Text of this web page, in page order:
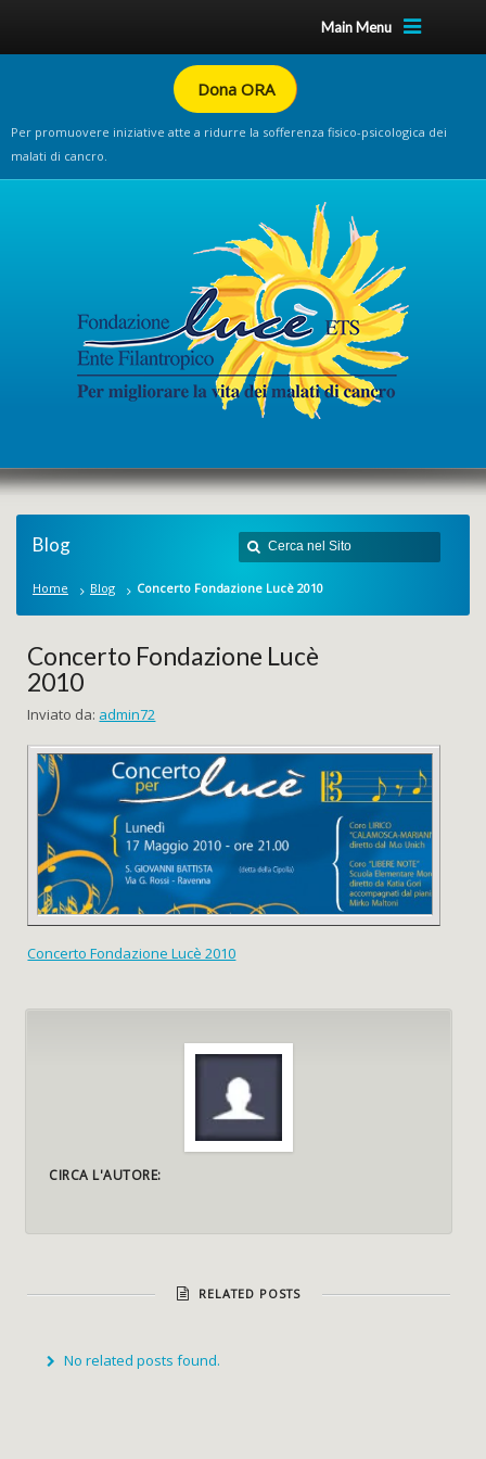
Main Menu
Dona ORA
Per promuovere iniziative atte a ridurre la sofferenza fisico-psicologica dei
malati di cancro.
Blog
Home Blog Concerto Fondazione Lucè 2010
Concerto Fondazione Lucè
2010
Inviato da: admin72
Concerto Fondazione Lucè 2010
CIRCA L'AUTORE:
RELATED POSTS
No related posts found.